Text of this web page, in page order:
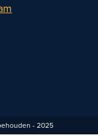
- 2025